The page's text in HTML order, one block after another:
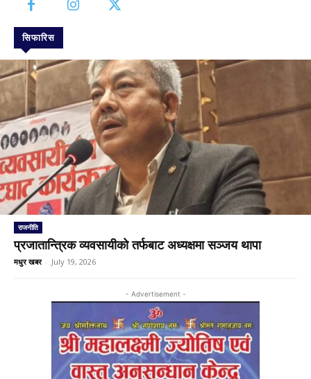
सिफारिस
राजनीति
प्रजातान्त्रिक व्यवसायीको तर्फबाट अध्यक्षमा सञ्जय थापा
मधुर खबर - July 19, 2026
- Advertisement -